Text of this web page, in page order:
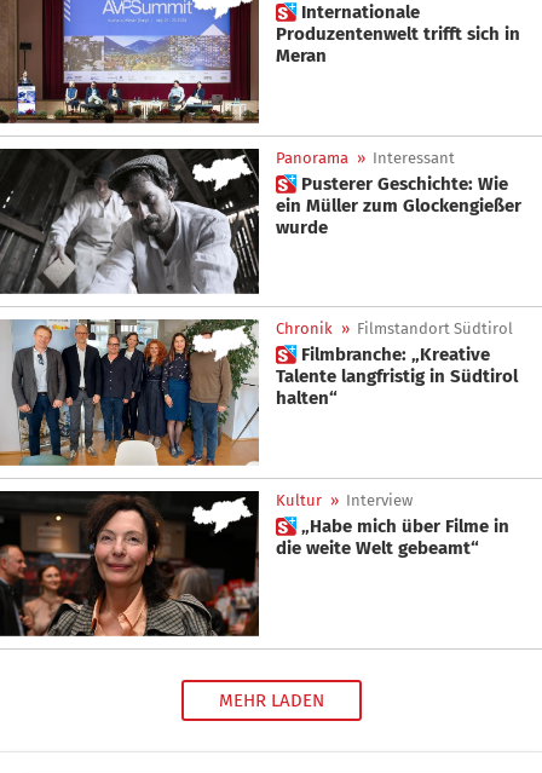
 Internationale
Produzentenwelt trifft sich in
Meran
Panorama » Interessant
 Pusterer Geschichte: Wie
ein Müller zum Glockengießer
wurde
Chronik » Filmstandort Südtirol
 Filmbranche: „Kreative
Talente langfristig in Südtirol
halten“
Kultur » Interview
 „Habe mich über Filme in
die weite Welt gebeamt“
MEHR LADEN